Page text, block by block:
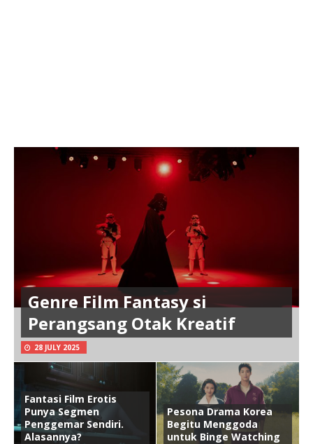
Genre Film Fantasy si
Perangsang Otak Kreatif
28 JULY 2025
Fantasi Film Erotis
Punya Segmen
Penggemar Sendiri.
Alasannya?
Pesona Drama Korea
Begitu Menggoda
untuk Binge Watching